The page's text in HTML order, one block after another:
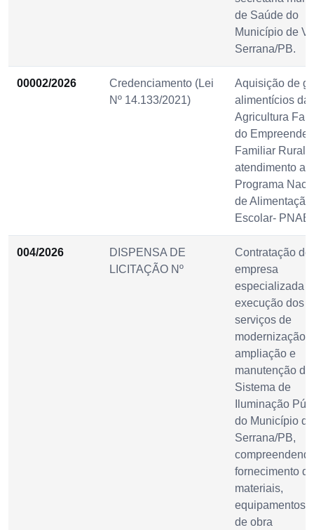
de Saúde do
Município de
Serrana/PB.
00002/2026
Credenciamento (Lei
Nº 14.133/2021)
Aquisição de
alimentícios da
Agricultura
do
Familiar Rural,
atendimento ao
Programa
de Alimentação
Escolar- PNAE.
004/2026
DISPENSA DE
LICITAÇÃO Nº
Contratação de
empresa
especializada
execução dos
serviços de
modernização,
ampliação e
manutenção do
Sistema de
Iluminação
do Município
Serrana/PB,
fornecimento de
materiais,
equipamentos,
de obra